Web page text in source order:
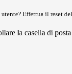
Effettua il reset
la casella di